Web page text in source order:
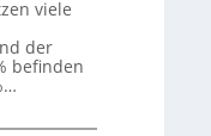
viele
der
befinden